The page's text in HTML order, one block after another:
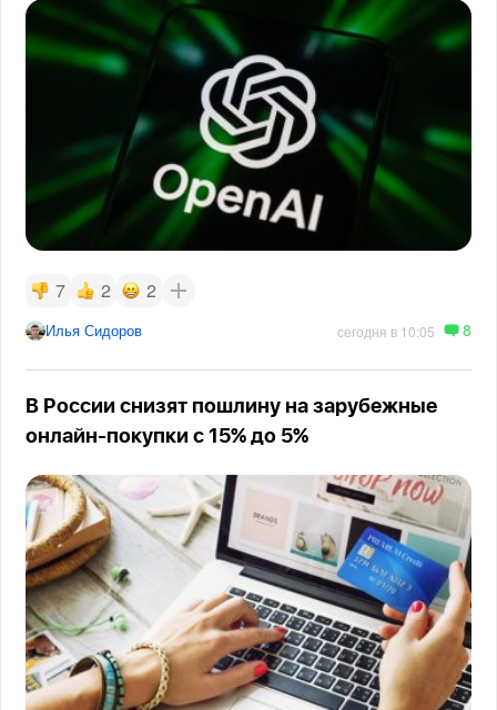
7 2 2
Илья Сидоров сегодня в 10:05 8
В России снизят пошлину на зарубежные
онлайн-покупки с 15% до 5%